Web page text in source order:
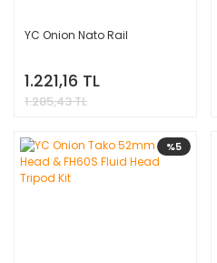
YC Onion Nato Rail
1.221,16 TL
1.285,43 TL
%5